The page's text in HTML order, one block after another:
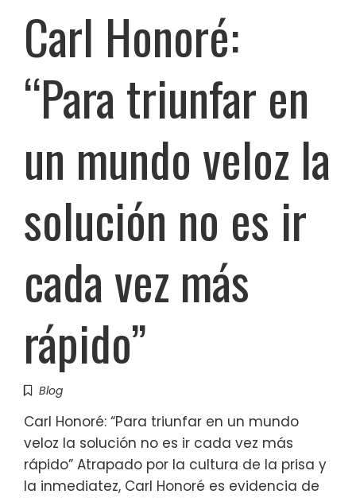
Carl Honoré:
“Para triunfar en
un mundo veloz la
solución no es ir
cada vez más
rápido”
Blog
Carl Honoré: “Para triunfar en un mundo
veloz la solución no es ir cada vez más
rápido” Atrapado por la cultura de la prisa y
la inmediatez, Carl Honoré es evidencia de